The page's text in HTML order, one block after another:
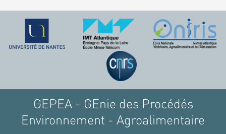
GEPEA - GEnie des Procédés
Environnement - Agroalimentaire